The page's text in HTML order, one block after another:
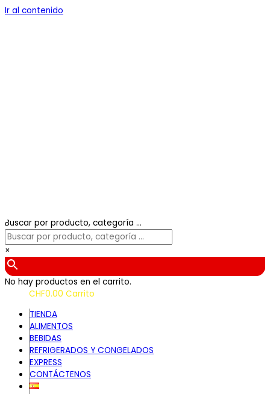
Ir al contenido
Buscar por producto, categoría ...
×
No hay productos en el carrito.
CHF0.00 Carrito
TIENDA
ALIMENTOS
BEBIDAS
REFRIGERADOS Y CONGELADOS
EXPRESS
CONTÁCTENOS